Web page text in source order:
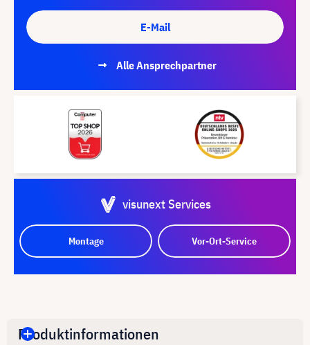
E-Mail
Alle Ansprechpartner
visunext Services
Montage Vor-Ort-Service
Produktinformationen